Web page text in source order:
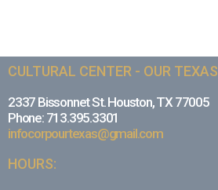
CULTURAL CENTER - OUR TEXAS
2337 Bissonnet St. Houston, TX 77005
Phone: 713.395.3301
infocorpourtexas@gmail.com
HOURS: